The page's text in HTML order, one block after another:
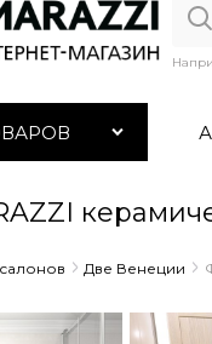
Две Венеции